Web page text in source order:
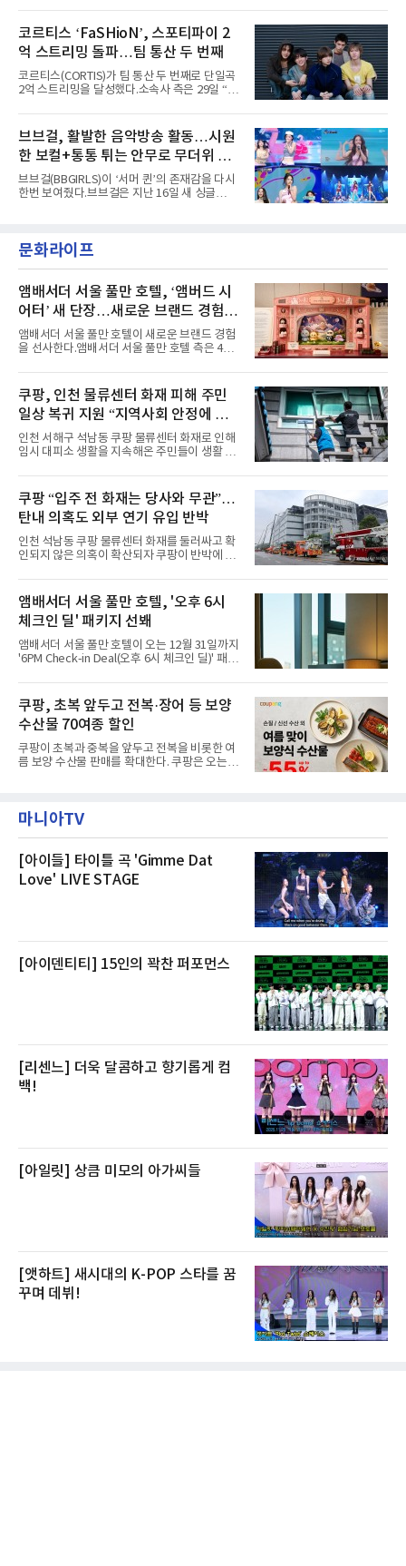
정적인 실력을 입증했고, 올해 '2026 어썸뮤직
페스티벌', '뷰티풀 민트 라이프 2026', '2026
heart(와일드 하트)’라는 제목이 붙은 콘셉트 포
토에는 멤버들의 본능적이고 야성적인 면모가
강렬하게 담겼다. 짙은 아이섀도와 푸른빛·금빛·
붉은빛의 컬러 렌즈가 비현실적인 분위기를 자
아내고, 여러 원색이 불규칙하게 뒤섞인 멀티컬
러 헤어와 과감한 블루·블랙 립 메이크업이 낯설
고도 매혹적인 비주얼을 완성했다.스타일링 역
엣을 거침없이 결합했다. 멤버들은 각기 다른 개
성을 살린 스타일링을 선
코르티스 ‘FaSHioN’, 스포티파이 2
억 스트리밍 돌파…팀 통산 두 번째
코르티스(CORTIS)가 팀 통산 두 번째로 단일곡
2억 스트리밍을 달성했다.소속사 측은 29일 “코
벌 오디오·음원 스트리밍 플랫폼 스포티파이에
서 27일 자로 누적 재생 수 2억 회를 돌파했
다”고 밝혔다.곡이 발표된 지 약 10개월 만이다.
팀의 첫 번째 2억 스트리밍 곡은 동일 음반에 수
록된 ‘GO!’다. 이 노래는 공개 약 9개월 만인 지
난달 26일 자에 2억 고지를 밟았다. 이는 최근 5
년 내 데뷔한 보이그룹의 곡 중 최단기 2억 달성
했다. “내 티, 5 bucks 바지는, 만원” 등 멤버들
의 라이프 스타일
브브걸, 활발한 음악방송 활동…시원
한 보컬+통통 튀는 안무로 무더위 사
냥
브브걸(BBGIRLS)이 ‘서머 퀸’의 존재감을 다시
한번 보여줬다.브브걸은 지난 16일 새 싱글
MBC '쇼! 음악중심', SBS '인기가요' 등 주요 음
악방송 무대에 올라 화려한 퍼포먼스를 펼쳤다.
력을 앞세워 매 무대 색다른 볼거리를 선사했다.
특히 화사한 파스텔 톤의 비치웨어부터 청량한
마린룩, 햇살 아래 반짝이는 물결을 연상시키는
스커트, 강렬한 붉은 계열의 스타일링까지 각기
다른 매력을 선보였다. 브브걸은 다채로운 여름
패션을 완벽하게 소화하며 보
문화라이프
앰배서더 서울 풀만 호텔, ‘앰버드 시
어터’ 새 단장…새로운 브랜드 경험 선
사
앰배서더 서울 풀만 호텔이 새로운 브랜드 경험
을 선사한다.앰배서더 서울 풀만 호텔 측은 4일
이야기를 담은 인형 극장 콘셉트의 공간 ‘앰버드
시어터(Ambird Theater)’를 새롭게 선보인
다”고 밝혔다.앰배서더 서울 풀만 호텔은 로비
한편에 마련된 앰버드 존을 통해 앰버드의 세계
관을 소개해왔다. 앰버드 존은 앰버드가 우주여
행 중 수집한 다양한 굿즈를 전시한 '앰버드 플래
닛(Ambird Planet)과 계절별 플라워 연출로 사
라 극장을 모티브로 한 데코레이션으로 구성됐
다. 무대 공간 및 티켓 박스
쿠팡, 인천 물류센터 화재 피해 주민
일상 복귀 지원 “지역사회 안정에 총
력”
인천 서해구 석남동 쿠팡 물류센터 화재로 인해
임시 대피소 생활을 지속해온 주민들이 생활 터
필먼트서비스(CFS)가 지난 28일부터 화재 피해
주민을 대상으로 전문 출장 청소서비스 지원에
나섬으로써 본격적인 지역사회 복구 작업이 시
작된 것이다.대피소 주민 중심 청소 접수, 첫날
부터 2가구 지원 완료CFS는 신현초등학교, 신
현북초등학교, 신현여자중학교 등 인천 서해구
관내 임시 대피소 3곳에서 체류해온 화재 피해
민들의 호응 속에 CFS는 즉시 행동에 나섰다. 지
난 28일 오후 전문 청소업체와
쿠팡 “입주 전 화재는 당사와 무관”…
탄내 의혹도 외부 연기 유입 반박
인천 석남동 쿠팡 물류센터 화재를 둘러싸고 확
인되지 않은 의혹이 확산되자 쿠팡이 반박에 나
에 대해서는 외부 화재 연기 유입이라고 설명했
고, 2023년 같은 물류센터에서 발생한 화재에
대해서도 쿠팡 입주 전 공사 과정에서 벌어진 일
이라며 선을 그었다.쿠팡은 21일 인천 물류센터
내부에서 불이 타는 냄새가 났다는 의혹과 관련
해 “사실무근”이라는 입장을 밝혔다.회사 측은
“인근에서 지난 15일 다른 회사에서 발생한 대
것으로 확인됐다”고 설명했다.이어 “정확한 화
재 원인은 추후 조사될
앰배서더 서울 풀만 호텔, '오후 6시
체크인 딜' 패키지 선봬
앰배서더 서울 풀만 호텔이 오는 12월 31일까지
'6PM Check-in Deal(오후 6시 체크인 딜)' 패키
으로 여유로운 저녁 시간부터 호텔 스테이를 시
작할 수 있도록 준비됐다.앰배서더 서울 풀만 호
텔 측은 “퇴근 후 또는 주말 도심 속에서 짧지만
온전한 휴식을 원하는 고객들에게 특별한 경험
을 제공한다”고 밝혔다.패키지는 디럭스와 이그
제큐티브 두 가지 타입으로 구성된다. 디럭스 패
키지는 객실 1박(룸 온리)으로 심플한 호캉스를
스 센터 사우나 2인 이용 혜택이 포함된다.특히
클럽 앰배서더 라운지
쿠팡, 초복 앞두고 전복·장어 등 보양
수산물 70여종 할인
쿠팡이 초복과 중복을 앞두고 전복을 비롯한 여
름 보양 수산물 판매를 확대한다. 쿠팡은 오는
우 등이 포함됐다. 쿠팡은 올해 큰 크기의 전복
생산량이 늘어난 점을 반영해 주요 산지 상품을
전복은 산지에서 채취한 뒤 전국으로 직송되는
방식으로 운영된다. 신선도가 중요한 상품인 만
큼 이르면 다음 날 오전 배송이 가능하도록 물류
마니아TV
[아이들] 타이틀 곡 'Gimme Dat
Love' LIVE STAGE
[아이덴티티] 15인의 꽉찬 퍼포먼스
[리센느] 더욱 달콤하고 향기롭게 컴
백!
[아일릿] 상큼 미모의 아가씨들
[앳하트] 새시대의 K-POP 스타를 꿈
꾸며 데뷔!